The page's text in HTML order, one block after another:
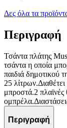
Δες όλα τα
Περιγραφή
Τσάντα πλάτης
τσάντα η οποία
παιδιά δημοτικού
25
μπροστά.2 πλαϊνές
Περιγραφή